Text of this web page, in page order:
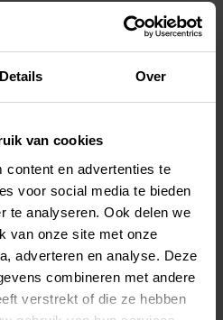
Details Over
van cookies
content en advertenties te
voor social media te bieden
te analyseren. Ook delen we
van onze site met onze
adverteren en analyse. Deze
combineren met andere
verstrekt of die ze hebben
op, brengt noden in kaart en
over je vorderingen.
af.
diploma of gelijkwaardig door
en een brede interesse in